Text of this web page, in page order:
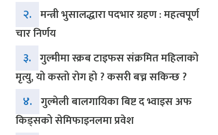
२. मन्त्री भुसालद्धारा पदभार ग्रहण : महत्वपूर्ण
चार निर्णय
३. गुल्मीमा स्क्रब टाइफस संक्रमित महिलाको
मृत्यु, यो कस्तो रोग हो ? कसरी बच्न सकिन्छ ?
४. गुल्मेली बालगायिका बिष्ट द भ्वाइस अफ
किड्सको सेमिफाइनलमा प्रवेश